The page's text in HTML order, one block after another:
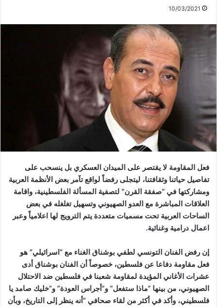
10/03/2021
فعل المقاومة لا يقتصر على الميدان العسكري بل ينسحب على
تفاصيل حياتنا وثقافتنا، ليتجلى رفضاً لواقع تآمر بعض الأنظمة العربية
ومشاركتها في “صفقة القرن” لتصفية المسألة الفلسطينية، واقامة
العلاقات المباشرة مع العدو الصهيوني وتسهيل تغلغله في بعض
الساحات العربية تحت مسميات متعددة يتم الترويج لها اعلامياً وعبر
اعمال درامية وغنائية.
إن رفض الفنان التونسي لطفي بوشناق الغناء مع “اسرائيلي” هو
فعل مقاومة دفاعا عن فلسطين، خصوصاً أن الفنان بوشناق أدى
عشرات الأغاني المؤيدة لمقاومة شعبنا في فلسطين ضد الاحتلال
الصهيوني، من بينها “ماذا ستفعل” و”أجراس العودة” و”خليك صامد يا
فلسطيني، وأكد في أكثر من لقاء صحافي “أنه ينظر إلى التاريخ، وبأن